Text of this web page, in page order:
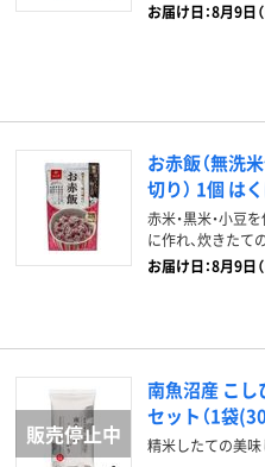
お届け日：8月9日（
お赤飯（無洗
切り） 1個 は
赤米・黒米・小豆
に作れ、炊きたて
お届け日：8月9日（
南魚沼産 こし
セット（1袋
精米したての美味